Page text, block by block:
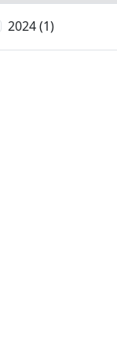
2024 (1)